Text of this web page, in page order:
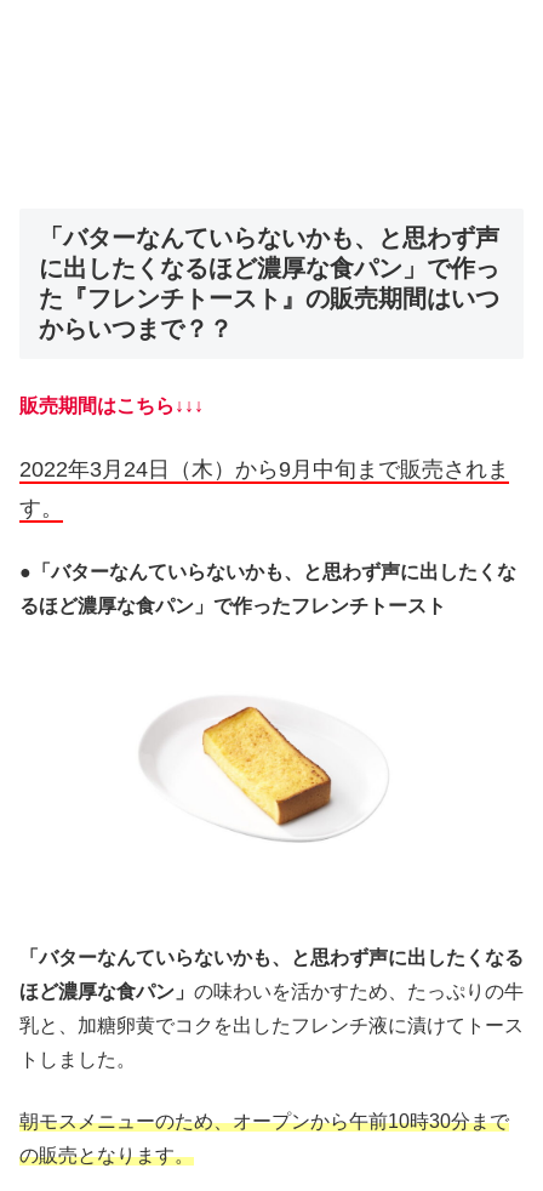
「バターなんていらないかも、と思わず声
に出したくなるほど濃厚な食パン」で作っ
た『フレンチトースト』の販売期間はいつ
からいつまで？？
販売期間はこちら↓↓↓
2022年3月24日（木）から9月中旬まで販売されま
す。
● 「バターなんていらないかも、と思わず声に出したくな
るほど濃厚な食パン」で作ったフレンチトースト
「バターなんていらないかも、と思わず声に出したくなる
ほど濃厚な食パン」 の味わいを活かすため、たっぷりの牛
乳と、加糖卵黄でコクを出したフレンチ液に漬けてトース
トしました。
朝モスメニューのため、オープンから午前10時30分まで
の販売となります。